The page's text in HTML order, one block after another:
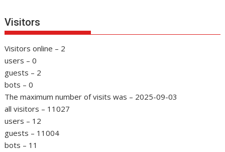
Visitors
Visitors online – 2
users – 0
guests – 2
bots – 0
The maximum number of visits was – 2025-09-03
all visitors – 11027
users – 12
guests – 11004
bots – 11